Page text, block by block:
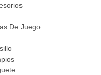
De Juego